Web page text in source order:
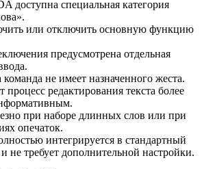
доступна специальная категория
или отключить основную функцию
предусмотрена отдельная
не имеет назначенного жеста.
процесс редактирования текста более
при наборе длинных слов или при
опечаток.
интегрируется в стандартный
не требует дополнительной настройки.